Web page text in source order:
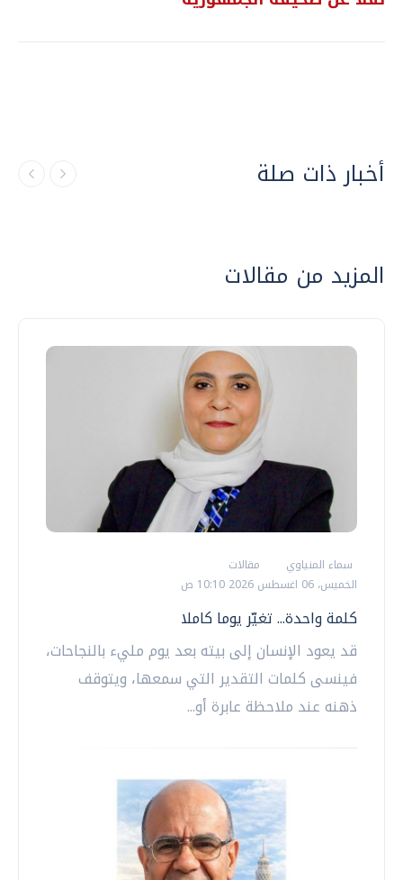
أخبار ذات صلة
المزيد من مقالات
سماء المنياوي
مقالات
الخميس، 06 اغسطس 2026 10:10 ص
كلمة واحدة... تغيّر يوما كاملا
قد يعود الإنسان إلى بيته بعد يوم مليء بالنجاحات،
فينسى كلمات التقدير التي سمعها، ويتوقف
ذهنه عند ملاحظة عابرة أو...